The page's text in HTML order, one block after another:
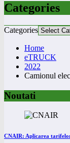
Categories
Categories
Home
eTRUCK
2022
Camionul
Noutati
CNAIR: Aplicarea